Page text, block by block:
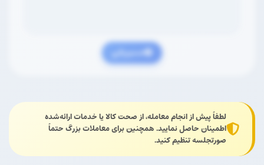
مسیریابی
لطفاً پیش از انجام معامله، از صحت کالا یا خدمات ارائه‌شده
اطمینان حاصل نمایید. همچنین برای معاملات بزرگ حتماً
صورتجلسه تنظیم کنید.